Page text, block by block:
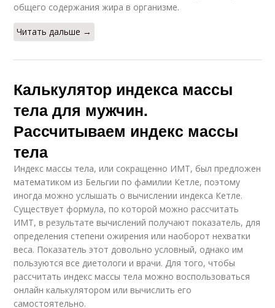
общего содержания жира в организме.
Читать дальше →
Калькулятор индекса массы
тела для мужчин.
Рассчитываем индекс массы
тела
Индекс массы тела, или сокращенно ИМТ, был предложен
математиком из Бельгии по фамилии Кетле, поэтому
иногда можно услышать о вычислении индекса Кетле.
Существует формула, по которой можно рассчитать
ИМТ, в результате вычислений получают показатель, для
определения степени ожирения или наоборот нехватки
веса. Показатель этот довольно условный, однако им
пользуются все диетологи и врачи. Для того, чтобы
рассчитать индекс массы тела можно воспользоваться
онлайн калькулятором или вычислить его
самостоятельно.